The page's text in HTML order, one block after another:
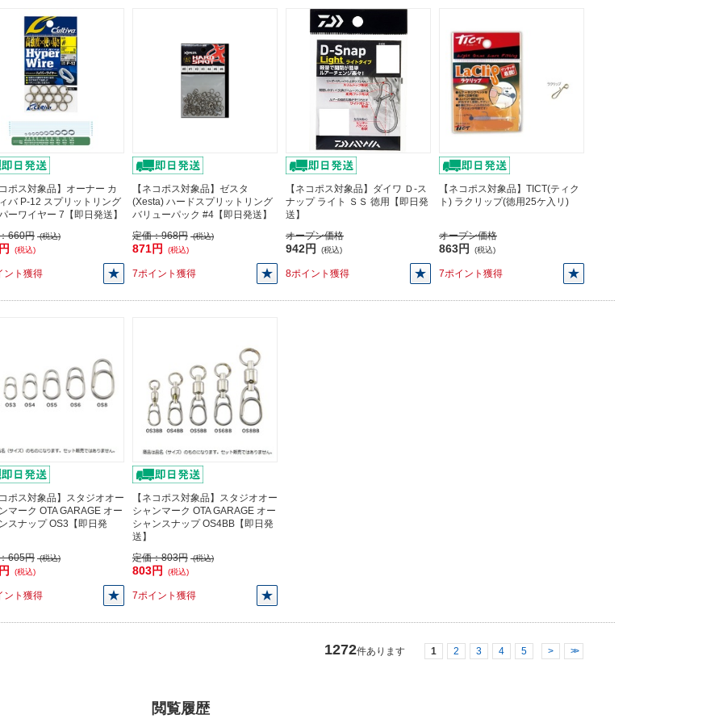
コポス対象品】オーナー カ
バ P-12 スプリットリング
ーワイヤー 7【即日発送】
660円 (税込)
(税込)
ント獲得
【ネコポス対象品】ゼスタ
(Xesta) ハードスプリットリング
バリューパック #4【即日発送】
定価：968円 (税込)
871円 (税込)
7ポイント獲得
【ネコポス対象品】ダイワ Ｄ-ス
ナップ ライト ＳＳ 徳用【即日発
送】
オープン価格
942円 (税込)
8ポイント獲得
【ネコポス対象品】TICT(ティク
ト) ラクリップ(徳用25ケ入リ)
オープン価格
863円 (税込)
7ポイント獲得
コポス対象品】スタジオオー
マーク OTA GARAGE オー
スナップ OS3【即日発
605円 (税込)
(税込)
ント獲得
【ネコポス対象品】スタジオオー
シャンマーク OTA GARAGE オー
シャンスナップ OS4BB【即日発
送】
定価：803円 (税込)
803円 (税込)
7ポイント獲得
1272件あります 1 2 3 4 5 > >>
閲覧履歴